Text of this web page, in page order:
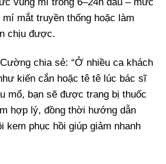
mắt truyền thống hoặc làm
chịu được.
chia sẻ: “Ở nhiều ca khách
kiến cắn hoặc tê tê lúc bác sĩ
mổ, bạn sẽ được trang bị thuốc
hợp lý, đồng thời hướng dẫn
kem phục hồi giúp giảm nhanh